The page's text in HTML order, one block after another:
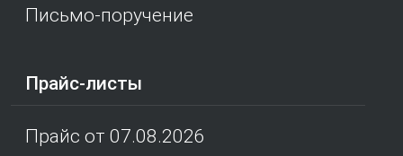
Письмо-поручение
Прайс-листы
Прайс от 07.08.2026